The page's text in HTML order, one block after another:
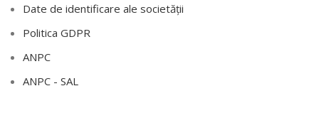
Date de identificare ale societății
Politica GDPR
ANPC
ANPC - SAL